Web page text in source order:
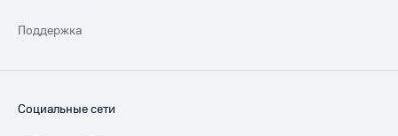
Поддержка
Социальные сети